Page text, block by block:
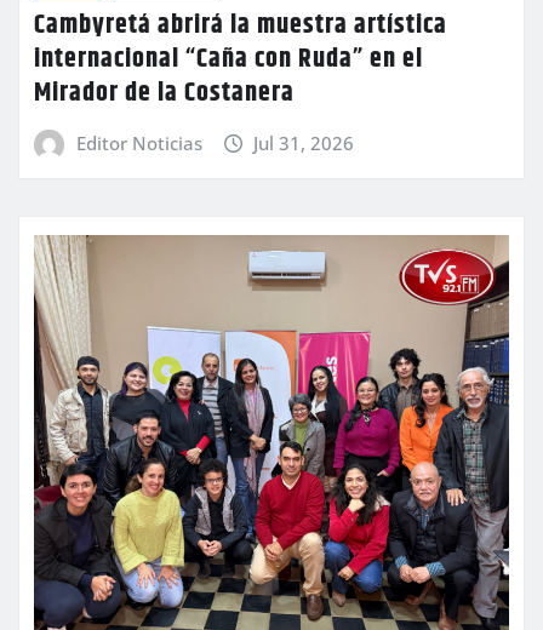
Cambyretá abrirá la muestra artística
internacional “Caña con Ruda” en el
Mirador de la Costanera
Editor Noticias Jul 31, 2026